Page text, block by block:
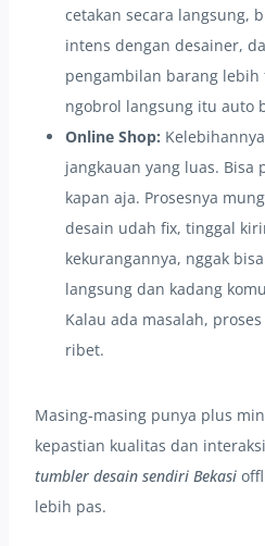
cetakan secara langsung,
intens dengan desainer,
pengambilan barang lebih
ngobrol langsung itu auto
Online Shop:
jangkauan yang luas. Bisa
kapan aja. Prosesnya
desain udah fix, tinggal
kekurangannya, nggak
langsung dan kadang
Kalau ada masalah, proses
ribet.
Masing-masing punya plus
kepastian kualitas dan
tumbler desain sendiri Bekasi
lebih pas.